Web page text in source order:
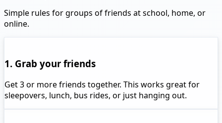
Simple rules for groups of friends at school, home, or
online.
1. Grab your friends
Get 3 or more friends together. This works great for
sleepovers, lunch, bus rides, or just hanging out.